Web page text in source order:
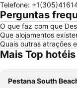
Telefone:
Perguntas
O que faz com que
Que alojamentos
Quais outras atrações
Mais Top hotéis
Pestana South